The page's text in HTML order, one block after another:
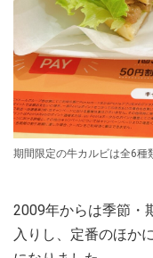
期間限定の牛カルビは全6種
2009年からは季節・
入りし、定番のほか